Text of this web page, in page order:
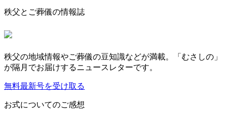
秩父とご葬儀の情報誌
秩父の地域情報やご葬儀の豆知識などが満載。「むさしの」
が隔月でお届けするニュースレターです。
無料最新号を受け取る
お式についてのご感想